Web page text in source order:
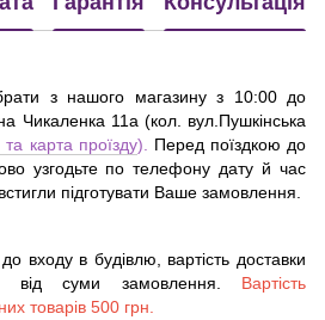
з нашого магазину з 10:00 до
Чикаленка 11а (кол. вул.Пушкінська
та карта проїзду). Перед поїздкою до
узгодьте по телефону дату й час
підготувати Ваше замовлення.
входу в будівлю, вартість доставки
від суми замовлення. Вартість
товарів 500 грн.